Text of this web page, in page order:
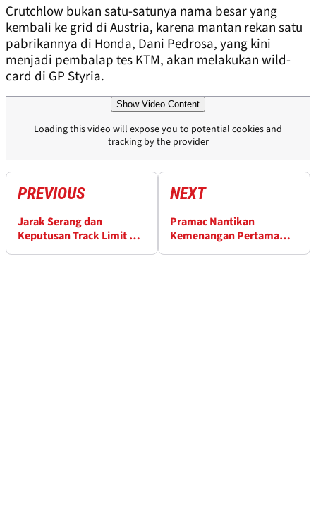
Crutchlow bukan satu-satunya nama besar yang
kembali ke grid di Austria, karena mantan rekan satu
pabrikannya di Honda, Dani Pedrosa, yang kini
menjadi pembalap tes KTM, akan melakukan wild-
card di GP Styria.
Show Video Content
Loading this video will expose you to potential cookies and
tracking by the provider
PREVIOUS
Jarak Serang dan
Keputusan Track Limit di
NEXT
Pramac Nantikan
Kemenangan Pertama